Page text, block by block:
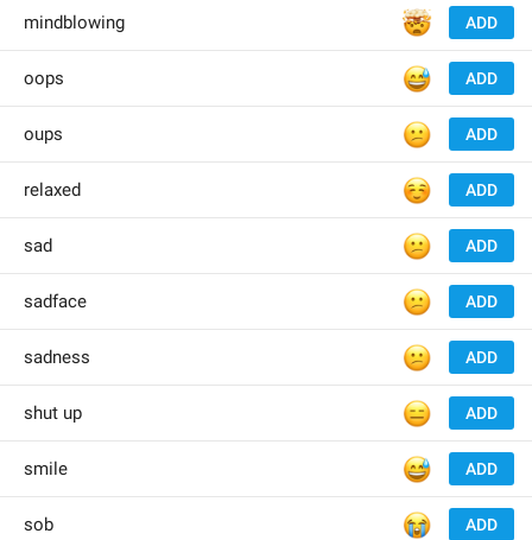
ADD
🤯
mindblowing
ADD
😅
oops
ADD
😕
oups
ADD
☺️
relaxed
ADD
😕
sad
ADD
😕
sadface
ADD
😕
sadness
ADD
😑
shut up
ADD
😅
smile
ADD
😭
sob